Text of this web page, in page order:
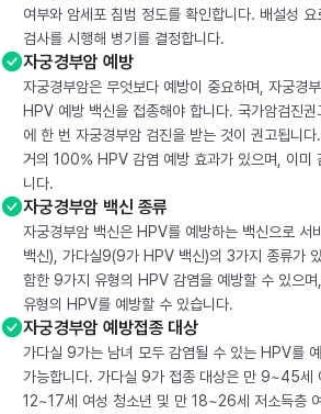
여부와 암세포 침범 정도를 확인합니다. 배설성
검사를 시행해 병기를 결정합니다.
자궁경부암 예방
자궁경부암은 무엇보다 예방이 중요하며, 자궁경
HPV 예방 백신을 접종해야 합니다. 국가암검진
에 한 번 자궁경부암 검진을 받는 것이 권고됩니
거의 100% HPV 감염 예방 효과가 있으며, 이미
니다.
자궁경부암 백신 종류
자궁경부암 백신은 HPV를 예방하는 백신으로
백신), 가다실9(9가 HPV 백신)의 3가지 종류가
함한 9가지 유형의 HPV 감염을 예방할 수 있으
유형의 HPV를 예방할 수 있습니다.
자궁경부암 예방접종 대상
가다실 9가는 남녀 모두 감염될 수 있는 HPV를
가능합니다. 가다실 9가 접종 대상은 만 9~45
12~17세 여성 청소년 및 만 18~26세 저소득층